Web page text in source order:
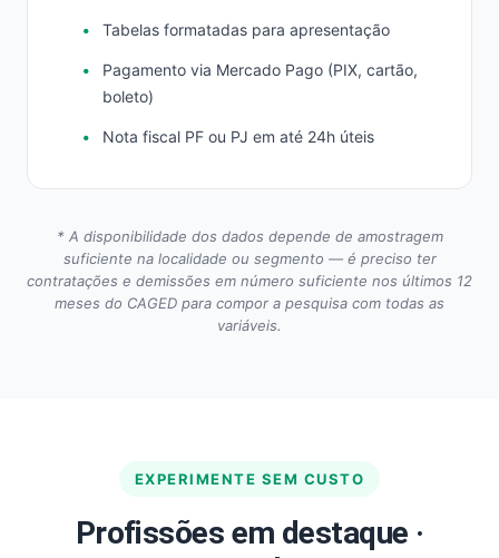
Tabelas formatadas para apresentação
Pagamento via Mercado Pago (PIX, cartão,
boleto)
Nota fiscal PF ou PJ em até 24h úteis
* A disponibilidade dos dados depende de amostragem
suficiente na localidade ou segmento — é preciso ter
contratações e demissões em número suficiente nos últimos 12
meses do CAGED para compor a pesquisa com todas as
variáveis.
EXPERIMENTE SEM CUSTO
Profissões em destaque ·